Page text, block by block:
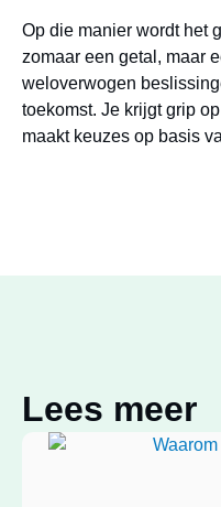
Op die manier wordt het
zomaar een getal, maar
weloverwogen
toekomst. Je krijgt grip
maakt keuzes op basis
Lees meer